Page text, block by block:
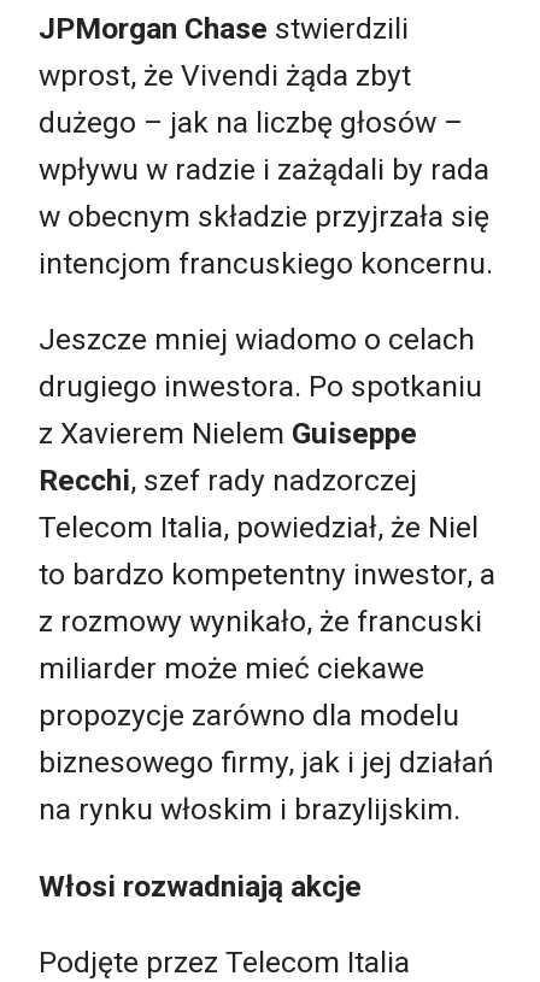
JPMorgan Chase stwierdzili
wprost, że Vivendi żąda zbyt
dużego – jak na liczbę głosów –
wpływu w radzie i zażądali by rada
w obecnym składzie przyjrzała się
intencjom francuskiego koncernu.
Jeszcze mniej wiadomo o celach
drugiego inwestora. Po spotkaniu
z Xavierem Nielem Guiseppe
Recchi, szef rady nadzorczej
Telecom Italia, powiedział, że Niel
to bardzo kompetentny inwestor, a
z rozmowy wynikało, że francuski
miliarder może mieć ciekawe
propozycje zarówno dla modelu
biznesowego firmy, jak i jej działań
na rynku włoskim i brazylijskim.
Włosi rozwadniają akcje
Podjęte przez Telecom Italia